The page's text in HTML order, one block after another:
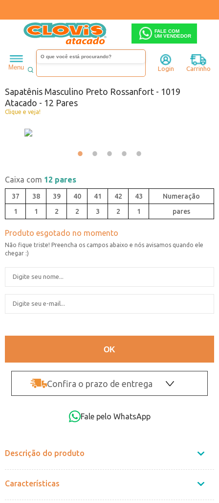
FALE COM
UM VENDEDOR
Menu Login Carrinho
Masculino Sapatênis
Sapatênis Masculino Preto Rossanfort - 1019
Atacado - 12 Pares
Clique e veja!
Caixa com 12 pares
37 38 39 40 41 42
43
1
1 2 2 3 2 1 pares
Confira o prazo de entrega
Fale pelo WhatsApp
Descrição do produto
Características